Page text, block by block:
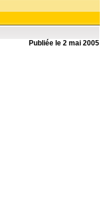
Publiée le 2 mai 2005